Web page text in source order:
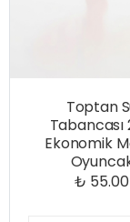
Toptan
Tabancası
Ekonomik
₺ 55.00